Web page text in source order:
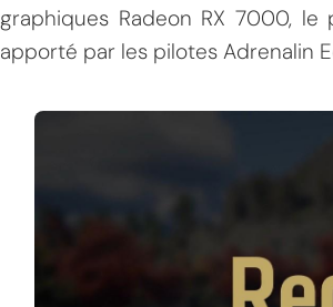
graphiques Radeon RX 7000,
apporté par les pilotes Adrenalin